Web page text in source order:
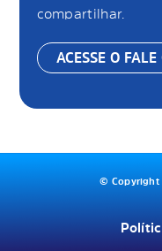
compartilhar.
ACESSE O FALE
© Copyright